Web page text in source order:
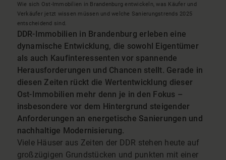
Wie sich Ost-Immobilien in Brandenburg entwickeln, was Käufer und
Verkäufer jetzt wissen müssen und welche Sanierungstrends 2025
entscheidend sind.
DDR-Immobilien in Brandenburg erleben eine
dynamische Entwicklung, die sowohl Eigentümer
als auch Kaufinteressenten vor spannende
Herausforderungen und Chancen stellt. Gerade in
diesen Zeiten rückt die Wertentwicklung dieser
Ost-Immobilien mehr denn je in den Fokus –
insbesondere vor dem Hintergrund steigender
Anforderungen an energetische Sanierungen und
nachhaltige Modernisierung.
Viele Häuser aus Zeiten der DDR stehen heute auf
großzügigen Grundstücken und punkten mit einer